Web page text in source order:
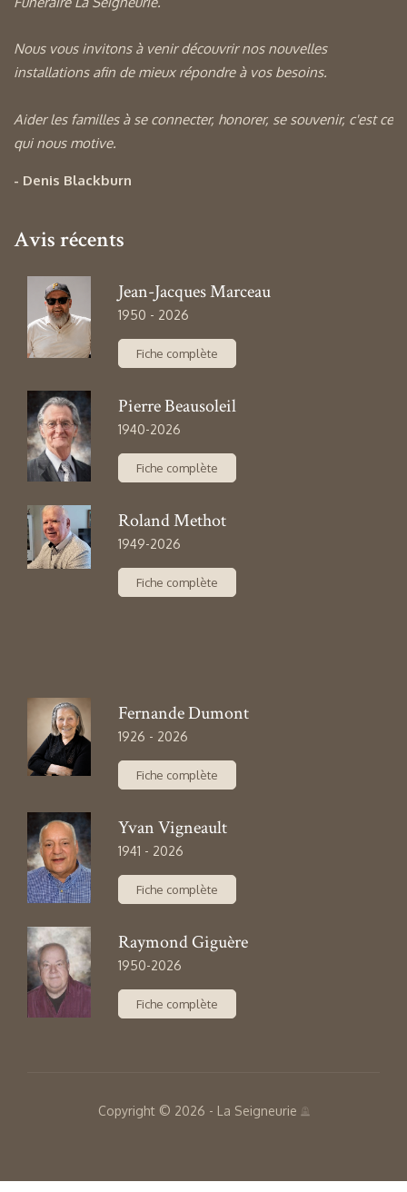
Nous vous invitons à venir découvrir nos nouvelles
installations afin de mieux répondre à vos besoins.
Aider les familles à se connecter, honorer, se souvenir, c'est ce
qui nous motive.
- Denis Blackburn
Avis récents
Copyright © 2026 - La Seigneurie